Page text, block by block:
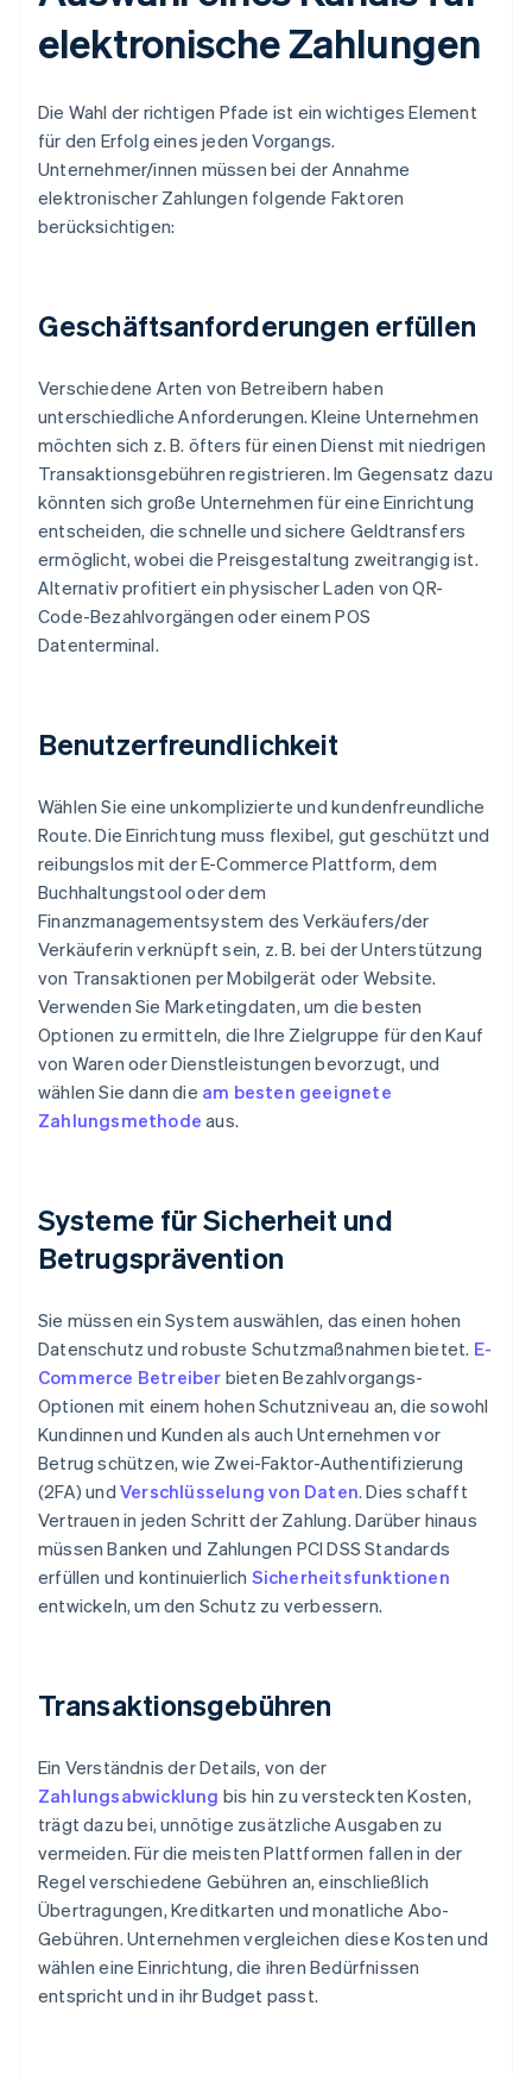
elektronische Zahlungen
Die Wahl der richtigen Pfade ist ein wichtiges Element
für den Erfolg eines jeden Vorgangs.
Unternehmer/innen müssen bei der Annahme
elektronischer Zahlungen folgende Faktoren
berücksichtigen:
Geschäftsanforderungen erfüllen
Verschiedene Arten von Betreibern haben
unterschiedliche Anforderungen. Kleine Unternehmen
möchten sich z. B. öfters für einen Dienst mit niedrigen
Transaktionsgebühren registrieren. Im Gegensatz dazu
könnten sich große Unternehmen für eine Einrichtung
entscheiden, die schnelle und sichere Geldtransfers
ermöglicht, wobei die Preisgestaltung zweitrangig ist.
Alternativ profitiert ein physischer Laden von QR-
Code-Bezahlvorgängen oder einem POS
Datenterminal.
Benutzerfreundlichkeit
Wählen Sie eine unkomplizierte und kundenfreundliche
Route. Die Einrichtung muss flexibel, gut geschützt und
reibungslos mit der E-Commerce Plattform, dem
Buchhaltungstool oder dem
Finanzmanagementsystem des Verkäufers/der
Verkäuferin verknüpft sein, z. B. bei der Unterstützung
von Transaktionen per Mobilgerät oder Website.
Verwenden Sie Marketingdaten, um die besten
Optionen zu ermitteln, die Ihre Zielgruppe für den Kauf
von Waren oder Dienstleistungen bevorzugt, und
wählen Sie dann die am besten geeignete
Zahlungsmethode aus.
Systeme für Sicherheit und
Betrugsprävention
Sie müssen ein System auswählen, das einen hohen
Datenschutz und robuste Schutzmaßnahmen bietet. E-
Commerce Betreiber bieten Bezahlvorgangs-
Optionen mit einem hohen Schutzniveau an, die sowohl
Kundinnen und Kunden als auch Unternehmen vor
Betrug schützen, wie Zwei-Faktor-Authentifizierung
(2FA) und Verschlüsselung von Daten. Dies schafft
Vertrauen in jeden Schritt der Zahlung. Darüber hinaus
müssen Banken und Zahlungen PCI DSS Standards
erfüllen und kontinuierlich Sicherheitsfunktionen
entwickeln, um den Schutz zu verbessern.
Transaktionsgebühren
Ein Verständnis der Details, von der
Zahlungsabwicklung bis hin zu versteckten Kosten,
trägt dazu bei, unnötige zusätzliche Ausgaben zu
vermeiden. Für die meisten Plattformen fallen in der
Regel verschiedene Gebühren an, einschließlich
Übertragungen, Kreditkarten und monatliche Abo-
Gebühren. Unternehmen vergleichen diese Kosten und
wählen eine Einrichtung, die ihren Bedürfnissen
entspricht und in ihr Budget passt.